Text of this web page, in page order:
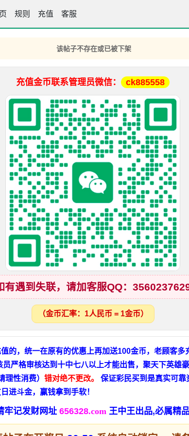
规则 充值 客服
王高手坛
该帖子不存在或已被下架
充值金币联系管理员微信： ck885558
有遇到失联，请加客服QQ：
（金币汇率：1人民币 = 1金币）
的，统一在原有的优惠上再加送100金币，老顾客
严格审核达到十中七八以上才能出售，聚天下英雄
理性消费） 错对绝不更改。
保证彩民买到是真实可
进斗金，赢钱拿到手软！
牢记发财网址 656328.com 王中王出品,必属精